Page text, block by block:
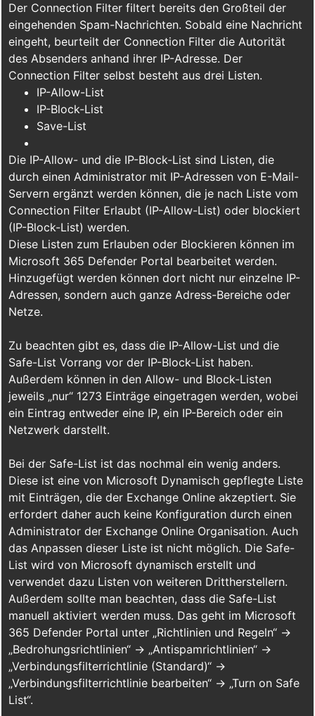
Der Connection Filter filtert bereits den Großteil der
eingehenden Spam-Nachrichten. Sobald eine Nachricht
eingeht, beurteilt der Connection Filter die Autorität
des Absenders anhand ihrer IP-Adresse. Der
Connection Filter selbst besteht aus drei Listen.
IP-Allow-List
IP-Block-List
Save-List
Die IP-Allow- und die IP-Block-List sind Listen, die
durch einen Administrator mit IP-Adressen von E-Mail-
Servern ergänzt werden können, die je nach Liste vom
Connection Filter Erlaubt (IP-Allow-List) oder blockiert
(IP-Block-List) werden.
Diese Listen zum Erlauben oder Blockieren können im
Microsoft 365 Defender Portal bearbeitet werden.
Hinzugefügt werden können dort nicht nur einzelne IP-
Adressen, sondern auch ganze Adress-Bereiche oder
Netze.
Zu beachten gibt es, dass die IP-Allow-List und die
Safe-List Vorrang vor der IP-Block-List haben.
Außerdem können in den Allow- und Block-Listen
jeweils „nur“ 1273 Einträge eingetragen werden, wobei
ein Eintrag entweder eine IP, ein IP-Bereich oder ein
Netzwerk darstellt.
Bei der Safe-List ist das nochmal ein wenig anders.
Diese ist eine von Microsoft Dynamisch gepflegte Liste
mit Einträgen, die der Exchange Online akzeptiert. Sie
erfordert daher auch keine Konfiguration durch einen
Administrator der Exchange Online Organisation. Auch
das Anpassen dieser Liste ist nicht möglich. Die Safe-
List wird von Microsoft dynamisch erstellt und
verwendet dazu Listen von weiteren Drittherstellern.
Außerdem sollte man beachten, dass die Safe-List
manuell aktiviert werden muss. Das geht im Microsoft
365 Defender Portal unter „Richtlinien und Regeln“ ->
„Bedrohungsrichtlinien“ -> „Antispamrichtlinien“ ->
„Verbindungsfilterrichtlinie (Standard)“ ->
„Verbindungsfilterrichtlinie bearbeiten“ -> „Turn on Safe
List“.